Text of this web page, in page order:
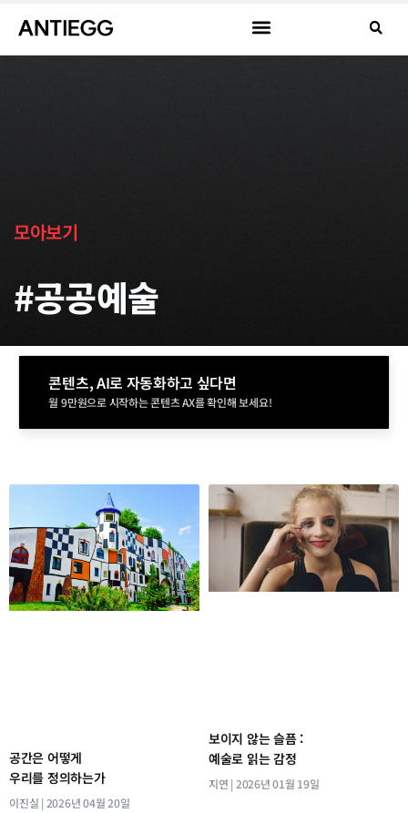
모아보기
#공공예술
콘텐츠, AI로 자동화하고 싶다면
월 9만원으로 시작하는 콘텐츠 AX를 확인해 보세요!
공간은 어떻게
우리를 정의하는가
이진실 2026년 04월 20일
보이지 않는 슬픔 :
예술로 읽는 감정
지연 2026년 01월 19일